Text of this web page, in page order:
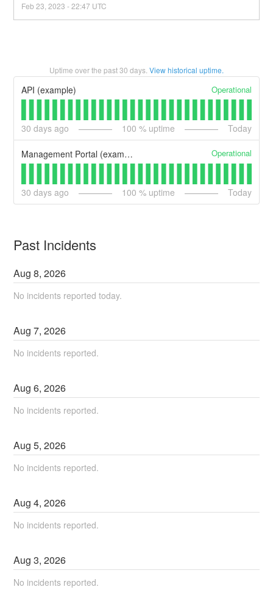
Feb23 ,2023 -22:47 UTC
Uptime over the past30 days. View historical uptime.
API (example) Operational
30 days ago 100 % uptime Today
Management Portal (example) Operational
30 days ago 100 % uptime Today
Past Incidents
Aug8,2026
No incidents reported today.
Aug7,2026
No incidents reported.
Aug6,2026
No incidents reported.
Aug5,2026
No incidents reported.
Aug4,2026
No incidents reported.
Aug3,2026
No incidents reported.